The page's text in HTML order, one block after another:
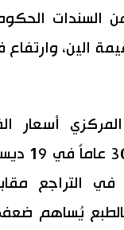
السندات
الين، وارتفاع
المركزي أسعار
مستوى
التراجع مقابل
يُساهم